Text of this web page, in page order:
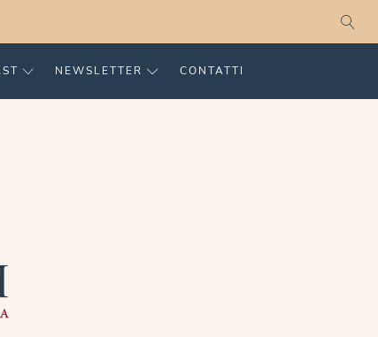
NEWSLETTER CONTATTI